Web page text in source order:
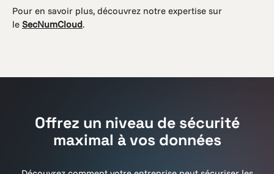
Pour en savoir plus, découvrez notre expertise sur
le SecNumCloud.
Offrez un niveau de sécurité
maximal à vos données